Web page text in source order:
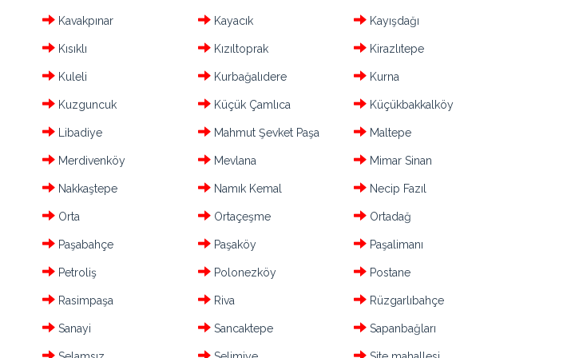
Kavakpınar Kayacık Kayışdağı
Kısıklı Kızıltoprak Kirazlıtepe
Kuleli Kurbağalıdere Kurna
Kuzguncuk Küçük Çamlıca Küçükbakkalköy
Libadiye Mahmut Şevket Paşa Maltepe
Merdivenköy Mevlana Mimar Sinan
Nakkaştepe Namık Kemal Necip Fazıl
Orta Ortaçeşme Ortadağ
Paşabahçe Paşaköy Paşalimanı
Petroliş Polonezköy Postane
Rasimpaşa Riva Rüzgarlıbahçe
Sanayi Sancaktepe Sapanbağları